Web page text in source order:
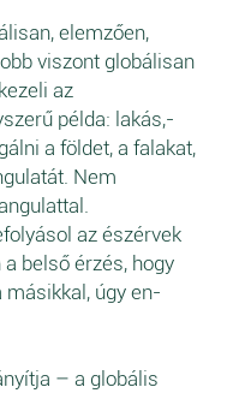
elemzően,
viszont globálisan
az
példa: lakás,-
a földet, a falakat,
Nem
az észérvek
belső érzés, hogy
másikkal, úgy en-
– a globális